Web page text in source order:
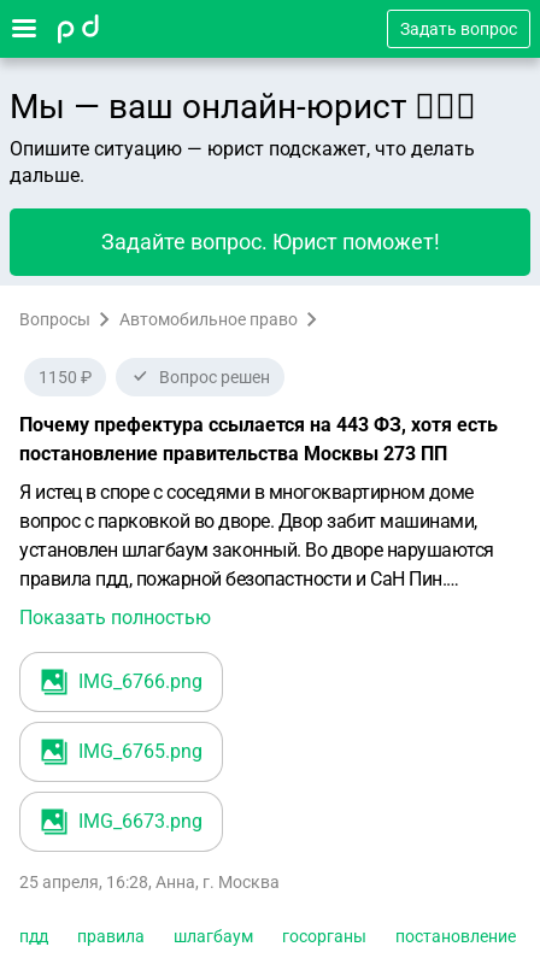
Задать вопрос
Мы — ваш онлайн-юрист 👨🏻‍⚖️
Опишите ситуацию — юрист подскажет, что делать
дальше.
Задайте вопрос. Юрист поможет!
Вопросы Автомобильное право
1150 ₽ Вопрос решен
Почему префектура ссылается на 443 ФЗ, хотя есть
постановление правительства Москвы 273 ПП
Я истец в споре с соседями в многоквартирном доме
вопрос с парковкой во дворе. Двор забит машинами,
установлен шлагбаум законный. Во дворе нарушаются
правила пдд, пожарной безопастности и СаН Пин.
обращалась в гос.органы. На руках пачка ответов.
правил пдд, пожарной безопастности и сан пин и
здравого смысла ( что бы въехать во двор для посадки
пассажира по правому борту машины. Нужно въезжать
во двор задним ходом, хотя двор можно проехать по
кругу. На сегодняшний момент мне заблокировали въезд
во двор из за отказа ездить задним ходом. Проживаю с
мамой инвалидом передвигающейся на коляске. Почему
постановление правительства Москвы 273 ПП. Какие мои
Показать полностью
IMG_6766.png
IMG_6765.png
IMG_6673.png
25 апреля, 16:28, Анна, г. Москва
пдд правила шлагбаум госорганы постановление